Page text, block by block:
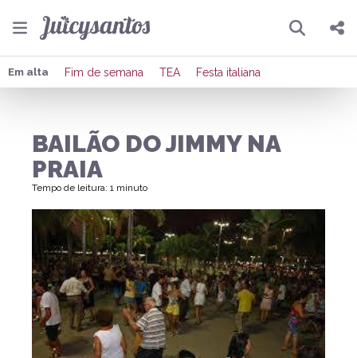
Pesquisar
Compartilhar
Enviar por Whatsapp
Publicar no X
Em alta Fim de semana TEA Festa italiana
BAILÃO DO JIMMY NA
PRAIA
Tempo de leitura: 1 minuto